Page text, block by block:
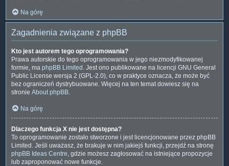
Na górę
Zagadnienia związane z phpBB
Kto jest autorem tego oprogramowania?
Prawa autorskie do tego oprogramowania w jego niezmodyfikowanej
formie, ma phpBB Limited. Jest ono publikowane na licencji GNU General
Public License wersja 2 (GPL-2.0), co w praktyce oznacza, że może być
bez ograniczeń dystrybuowane. Więcej na ten temat dowiesz się na
stronie About phpBB.
Na górę
Dlaczego funkcja X nie jest dostępna?
To oprogramowanie zostało stworzone i jest licencjonowane przez phpBB
Limited. Jeśli uważasz, że brakuje w nim jakiejś funkcji, przejdź na stronę
phpBB Ideas Centre, gdzie możesz zagłosować na istniejące propozycje
lub zaproponować nowe funkcje.